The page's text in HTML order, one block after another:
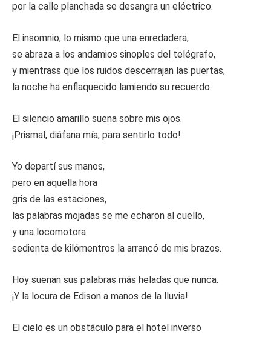
por la calle planchada se desangra un eléctrico.
El insomnio, lo mismo que una enredadera,
se abraza a los andamios sinoples del telégrafo,
y mientrass que los ruidos descerrajan las puertas,
la noche ha enflaquecido lamiendo su recuerdo.
El silencio amarillo suena sobre mis ojos.
¡Prismal, diáfana mía, para sentirlo todo!
Yo departí sus manos,
pero en aquella hora
gris de las estaciones,
las palabras mojadas se me echaron al cuello,
y una locomotora
sedienta de kilómentros la arrancó de mis brazos.
Hoy suenan sus palabras más heladas que nunca.
¡Y la locura de Edison a manos de la lluvia!
El cielo es un obstáculo para el hotel inverso